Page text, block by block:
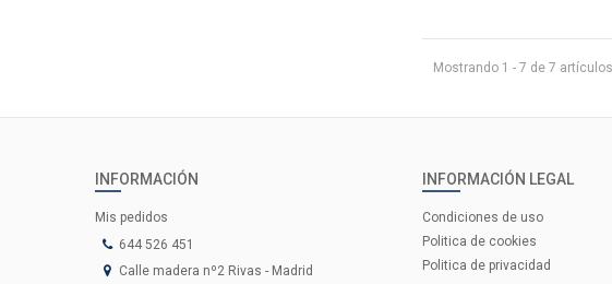
Mostrando 1 - 7 de 7 artículos
INFORMACIÓN
Mis pedidos
644 526 451
Calle madera nº2 Rivas - Madrid
INFORMACIÓN LEGAL
Condiciones de uso
Politica de cookies
Politica de privacidad